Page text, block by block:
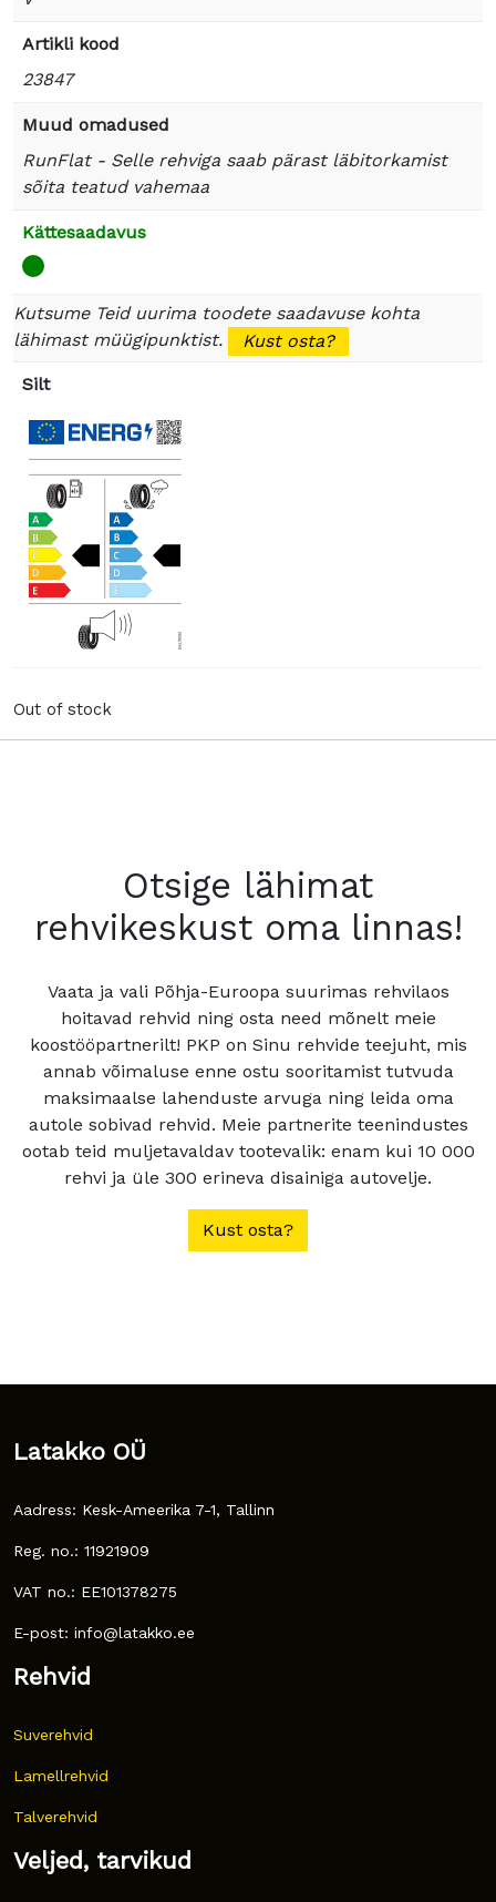
Artikli kood
23847
Muud omadused
RunFlat - Selle rehviga saab pärast läbitorkamist
sõita teatud vahemaa
Kättesaadavus
Kutsume Teid uurima toodete saadavuse kohta
lähimast müügipunktist.
Kust osta?
Silt
Out of stock
Otsige lähimat
rehvikeskust oma linnas!
Vaata ja vali Põhja-Euroopa suurimas rehvilaos
hoitavad rehvid ning osta need mõnelt meie
koostööpartnerilt! PKP on Sinu rehvide teejuht, mis
annab võimaluse enne ostu sooritamist tutvuda
maksimaalse lahenduste arvuga ning leida oma
autole sobivad rehvid. Meie partnerite teenindustes
ootab teid muljetavaldav tootevalik: enam kui 10 000
rehvi ja üle 300 erineva disainiga autovelje.
Kust osta?
Latakko OÜ
Aadress: Kesk-Ameerika 7-1, Tallinn
Reg. no.: 11921909
VAT no.: EE101378275
E-post: info@latakko.ee
Rehvid
Suverehvid
Lamellrehvid
Talverehvid
Veljed, tarvikud